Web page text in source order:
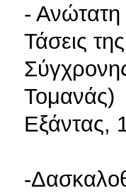
-
Τάσεις της
Τομανάς)
Εξάντας,
-